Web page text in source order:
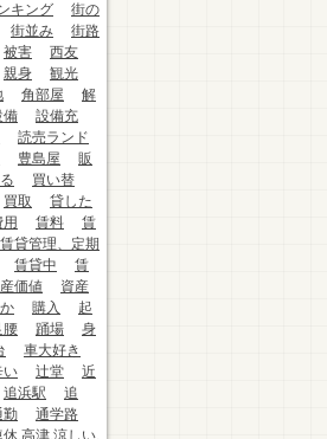
キング
街の
街並み
街路
被害
西友
親身
観光
角部屋
解
備
設備充
読売ランド
豊島屋
販
買い替
買取
貸した
用 賃料
賃
貸管理、定期
賃貸中
賃
価値
資産
購入
起
腰 踊場
身
車大好き
い 辻堂
近
追浜駅
追
勤
通学路
休.高津.涼しい.